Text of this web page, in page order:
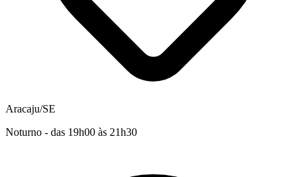
Aracaju/SE
Noturno - das 19h00 às 21h30